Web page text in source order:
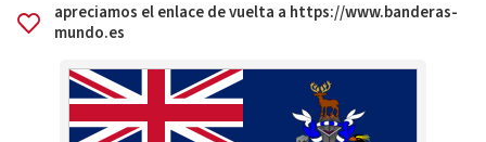
apreciamos el enlace de vuelta a https://www.banderas-
mundo.es